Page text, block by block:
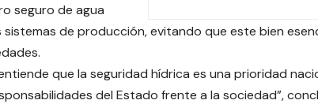
seguro de agua
de producción, evitando que este bien
que la seguridad hídrica es una prioridad
del Estado frente a la sociedad”,